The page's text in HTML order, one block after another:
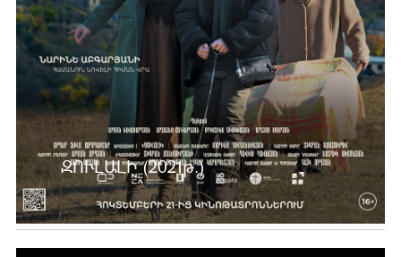
ԶՈՒԼԱԼԻ (2021թ.)
Ավելին …